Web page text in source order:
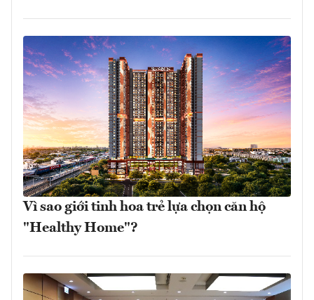
Vì sao giới tinh hoa trẻ lựa chọn căn hộ
"Healthy Home"?